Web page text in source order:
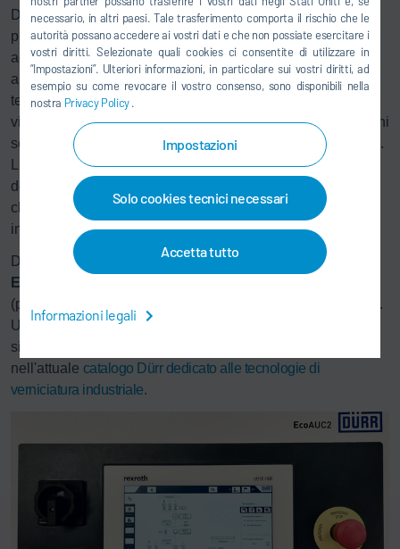
necessario, in altri paesi. Tale trasferimento comporta il rischio che le
autorità possano accedere ai vostri dati e che non possiate esercitare i
vostri diritti. Selezionate quali cookies ci consentite di utilizzare in
“Impostazioni”. Ulteriori informazioni, in particolare sui vostri diritti, ad
esempio su come revocare il vostro consenso, sono disponibili nella
nostra Privacy Policy.
Impostazioni
Solo cookies tecnici necessari
Accetta tutto
Informazioni legali
Dürr. Questo concetto funziona secondo il principio plug&-
play tipico dei computer: l'unità pre-testata e certificata è
adattata alla rispettiva tecnologia di dosaggio ed
applicazione e può essere avviata in loco nel più breve
tempo possibile, senza ulteriori adattamenti. Un sistema di
visualizzazione intuitivo con un display di grandi dimensioni
semplifica il monitoraggio ed il funzionamento dei processi.
AUC2 amplia quindi significativamente le possibilità
della tecnologia di applicazione automatizzata - per
chiunque desideri rivestimenti flessibili, affidabili e versatili
in ambiente industriale.
Dürr presenterà per la prima volta il nuovo sistema
Eco
(padiglione 3, stand 3320), con una dimostrazione dal vivo.
Ulteriori informazioni in merito a processi, innovazioni di
sistema e soluzioni complementari sono disponibili
nell'attuale catalogo Dürr dedicato alle tecnologie di
verniciatura industriale.